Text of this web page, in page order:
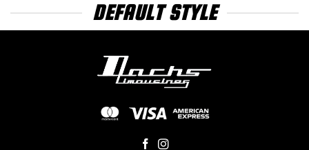
DEFAULT STYLE